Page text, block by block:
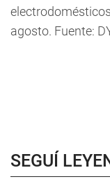
agosto. Fuente:
SEGUÍ